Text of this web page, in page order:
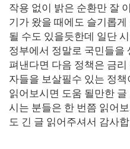
작용 없이 밝은 순환만 잘
기가 왔을 때에도 슬기롭
될 수도 있을듯한데 일단
정부에서 정말로 국민들을
펴낸다면 다음 정책은 금
자들을 보살필수 있는 정
읽어보시면 도움 될만한
시는 분들은 한 번쯤 읽어
도 긴 글 읽어주셔서 감사